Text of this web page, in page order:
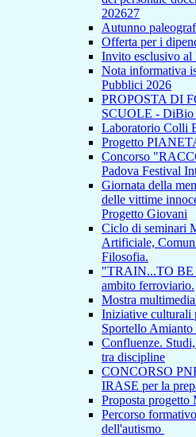
202627
Autunno
Offerta per i
Invito esclusivo
Nota informativa
Pubblici 2026
PROPOSTA DI
SCUOLE - DiBio
Laboratorio Colli
Progetto
Concorso
Padova Festival
Giornata della
delle vittime
Progetto Giovani
Ciclo di seminari
Artificiale,
Filosofia.
"TRAIN...TO BE
ambito ferroviario.
Mostra
Iniziative culturali
Sportello Amianto
Confluenze.
tra discipline
CONCORSO
IRASE per la
Proposta progetto
Percorso
dell'autismo